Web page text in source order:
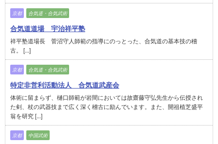
京都 合気道・合気武術
合気道道場 宇治祥平塾
祥平塾道場長 菅沼守人師範の指導にのっとった、合気道の基本技の稽
古。 [...]
京都 合気道・合気武術
特定非営利活動法人 合気道武産会
体術に留まらず、樋口師範が岩間においては故齋藤守弘先生から伝授され
た剣、杖の武器技まで広く深く稽古に励んでいます。また、開祖植芝盛平
翁を研究 [...]
京都 中国武術